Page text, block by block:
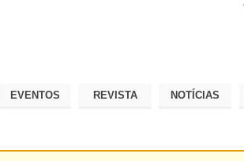
EVENTOS REVISTA NOTÍCIAS